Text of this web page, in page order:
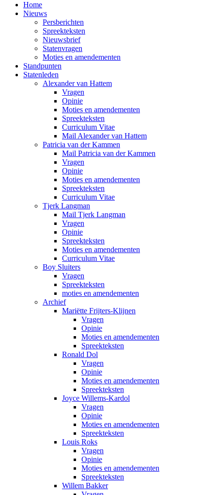
Home
Nieuws
Persberichten
Spreekteksten
Nieuwsbrief
Statenvragen
Moties en amendementen
Standpunten
Statenleden
Alexander van Hattem
Vragen
Opinie
Moties en amendementen
Spreekteksten
Curriculum Vitae
Mail Alexander van Hattem
Patricia van der Kammen
Mail Patricia van der Kammen
Vragen
Opinie
Moties en amendementen
Spreekteksten
Curriculum Vitae
Tjerk Langman
Mail Tjerk Langman
Vragen
Opinie
Spreekteksten
Moties en amendementen
Curriculum Vitae
Boy Sluiters
Vragen
Spreekteksten
moties en amendementen
Archief
Mariëtte Frijters-Klijnen
Vragen
Opinie
Moties en amendementen
Spreekteksten
Ronald Dol
Vragen
Opinie
Moties en amendementen
Spreekteksten
Joyce Willems-Kardol
Vragen
Opinie
Moties en amendementen
Spreekteksten
Louis Roks
Vragen
Opinie
Moties en amendementen
Spreekteksten
Willem Bakker